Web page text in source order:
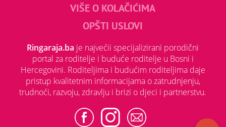
VIŠE O KOLAČIĆIMA
OPŠTI USLOVI
Ringaraja.ba je najvećii specijalizirani porodični
portal za roditelje i buduće roditelje u Bosni i
Hercegovini. Roditeljima i budućim roditeljima daje
pristup kvalitetnim informacijama o zatrudnjenju,
trudnoći, razvoju, zdravlju i brizi o djeci i partnerstvu.